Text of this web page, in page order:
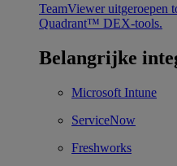
TeamViewer uitgeroepen
Quadrant™ DEX-tools.
Belangrijke
Microsoft Intune
ServiceNow
Freshworks